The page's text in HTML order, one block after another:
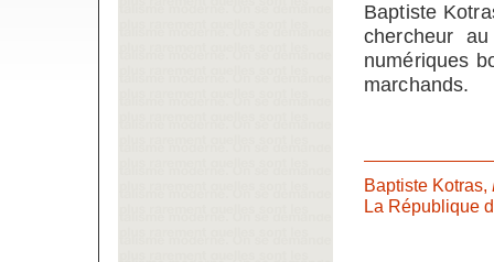
Baptiste
chercheur
numériques
marchands.
Baptiste Kotras,
La République